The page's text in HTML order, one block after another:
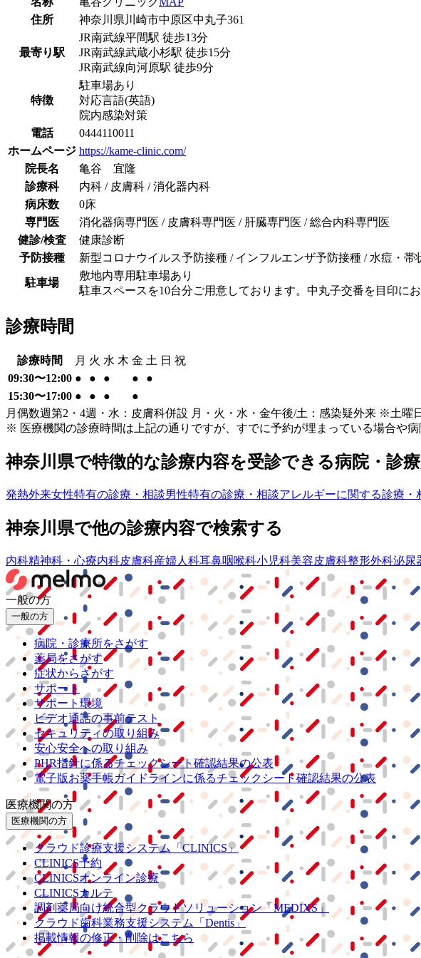
住所
神奈川県川崎市中原区中丸子361
最寄り駅
JR南武線平間駅 徒歩13分
JR南武線武蔵小杉駅 徒歩15分
JR南武線向河原駅 徒歩9分
特徴
駐車場あり
対応言語(英語)
院内感染対策
電話
0444110011
ホームページ https://kame-clinic.com/
院長名
亀谷 宜隆
診療科
内科 / 皮膚科 / 消化器内科
病床数
0床
専門医
消化器病専門医 / 皮膚科専門医 / 肝臓専門医 / 総合内科専門医
健診/検査
健康診断
予防接種
新型コロナウイルス予防接種 / インフルエンザ予防接種 / 水痘・
駐車場
敷地内専用駐車場あり
駐車スペースを10台分ご用意しております。中丸子交番を目印にお
診療時間
診療時間 月 火 水 木 金 土 日 祝
09:30〜12:00 ● ● ● ●
●
15:30〜17:00 ● ● ●
●
月偶数週第2・4週・水：皮膚科併設 月・火・水・金午後/土：感染疑外来 ※土曜
※ 医療機関の診療時間は上記の通りですが、すでに予約が埋まっている場合や
神奈川県で特徴的な診療内容を受診できる病院・診
発熱外来女性特有の診療・相談男性特有の診療・相談アレルギーに関する診療・
神奈川県で他の診療内容で検索する
内科精神科・心療内科皮膚科産婦人科耳鼻咽喉科小児科美容皮膚科整形外科泌尿
一般の方
一般の方
病院・診療所をさがす
薬局をさがす
症状からさがす
サポート
サポート環境
ビデオ通話の事前テスト
セキュリティの取り組み
安心安全への取り組み
PHR指針に係るチェックシート確認結果の公表
電子版お薬手帳ガイドラインに係るチェックシート確認結果の公表
医療機関の方
医療機関の方
クラウド診療支援システム
「CLINICS」
CLINICS予約
CLINICSオンライン診療
CLINICSカルテ
調剤薬局向け統合型クラウドソリューション「MEDIXS」
クラウド歯科業務支援システム
「Dentis」
掲載情報の修正・削除はこちら